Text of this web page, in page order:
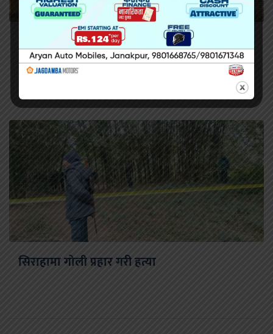
सिरहा कारागारको अवस्थाबारे राईनको गम्भीर प्रश्न
सिराहामा गोली प्रहार गरी हत्या